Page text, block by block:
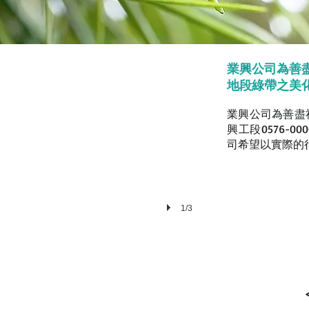
1/3
業興公司為善
地段綠帶之美
業興公司為善
興工段0576-
司希望以實際的